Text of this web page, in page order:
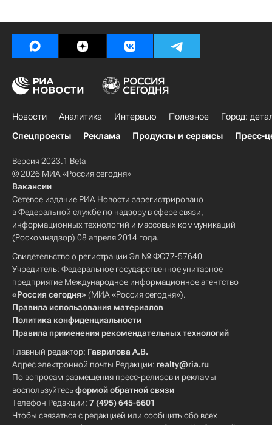
Новости Аналитика Интервью Полезное
Город:
Спецпроекты
Реклама Продукты и сервисы Пресс-
Версия 2023.1 Beta
© 2026 МИА «Россия сегодня»
Вакансии
Сетевое издание РИА Новости зарегистрировано
в Федеральной службе по надзору в сфере связи,
информационных технологий и массовых коммуникаций
(Роскомнадзор) 08 апреля 2014 года.
Свидетельство о регистрации Эл № ФС77-57640
Учредитель: Федеральное государственное унитарное
предприятие Международное информационное агентство
«Россия сегодня» (МИА «Россия сегодня»).
Правила использования материалов
Политика конфиденциальности
Правила применения рекомендательных технологий
Главный редактор: Гаврилова А.В.
Адрес электронной почты Редакции: realty@ria.ru
По вопросам размещения пресс-релизов и рекламы
воспользуйтесьформой обратной связи
Телефон Редакции: 7 (495) 645-6601
Чтобы связаться с редакцией или сообщить обо всех